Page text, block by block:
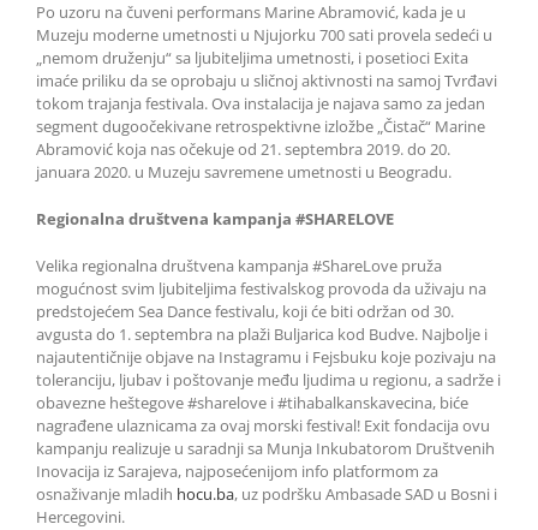
Po uzoru na čuveni performans Marine Abramović, kada je u
Muzeju moderne umetnosti u Njujorku 700 sati provela sedeći u
„nemom druženju“ sa ljubiteljima umetnosti, i posetioci Exita
imaće priliku da se oprobaju u sličnoj aktivnosti na samoj Tvrđavi
tokom trajanja festivala. Ova instalacija je najava samo za jedan
segment dugoočekivane retrospektivne izložbe „Čistač“ Marine
Abramović koja nas očekuje od 21. septembra 2019. do 20.
januara 2020. u Muzeju savremene umetnosti u Beogradu.
Regionalna društvena kampanja #SHARELOVE
Velika regionalna društvena kampanja #ShareLove pruža
mogućnost svim ljubiteljima festivalskog provoda da uživaju na
predstojećem Sea Dance festivalu, koji će biti održan od 30.
avgusta do 1. septembra na plaži Buljarica kod Budve. Najbolje i
najautentičnije objave na Instagramu i Fejsbuku koje pozivaju na
toleranciju, ljubav i poštovanje među ljudima u regionu, a sadrže i
obavezne heštegove #sharelove i #tihabalkanskavecina, biće
nagrađene ulaznicama za ovaj morski festival! Exit fondacija ovu
kampanju realizuje u saradnji sa Munja Inkubatorom Društvenih
Inovacija iz Sarajeva, najposećenijom info platformom za
osnaživanje mladih hocu.ba, uz podršku Ambasade SAD u Bosni i
Hercegovini.